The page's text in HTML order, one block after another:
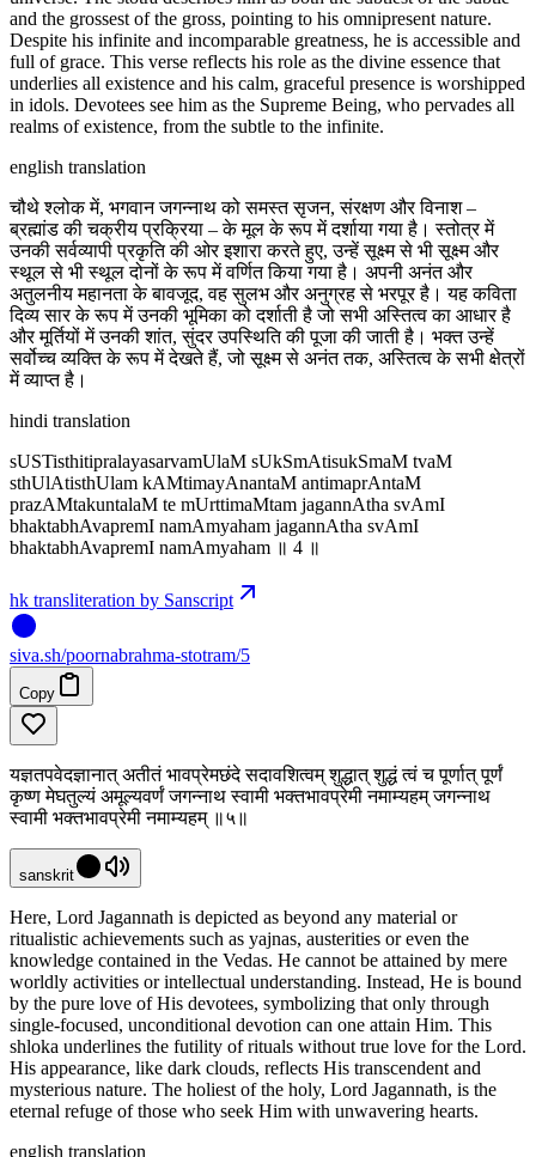
and the grossest of the gross, pointing to his omnipresent nature.
Despite his infinite and incomparable greatness, he is accessible and
full of grace. This verse reflects his role as the divine essence that
underlies all existence and his calm, graceful presence is worshipped
in idols. Devotees see him as the Supreme Being, who pervades all
realms of existence, from the subtle to the infinite.
english translation
चौथे श्लोक में, भगवान जगन्नाथ को समस्त सृजन, संरक्षण और विनाश –
ब्रह्मांड की चक्रीय प्रक्रिया – के मूल के रूप में दर्शाया गया है। स्तोत्र में
उनकी सर्वव्यापी प्रकृति की ओर इशारा करते हुए, उन्हें सूक्ष्म से भी सूक्ष्म और
स्थूल से भी स्थूल दोनों के रूप में वर्णित किया गया है। अपनी अनंत और
अतुलनीय महानता के बावजूद, वह सुलभ और अनुग्रह से भरपूर है। यह कविता
दिव्य सार के रूप में उनकी भूमिका को दर्शाती है जो सभी अस्तित्व का आधार है
और मूर्तियों में उनकी शांत, सुंदर उपस्थिति की पूजा की जाती है। भक्त उन्हें
सर्वोच्च व्यक्ति के रूप में देखते हैं, जो सूक्ष्म से अनंत तक, अस्तित्व के सभी क्षेत्रों
में व्याप्त है।
hindi translation
sUSTisthitipralayasarvamUlaM sUkSmAtisukSmaM tvaM
sthUlAtisthUlam kAMtimayAnantaM antimaprAntaM
prazAMtakuntalaM te mUrttimaMtam jagannAtha svAmI
bhaktabhAvapremI namAmyaham jagannAtha svAmI
bhaktabhAvapremI namAmyaham ॥ 4 ॥
hk transliteration by Sanscript
siva.sh/poornabrahma-stotram/5
Copy
यज्ञतपवेदज्ञानात् अतीतं भावप्रेमछंदे सदावशित्वम् शुद्धात् शुद्धं त्वं च पूर्णात् पूर्णं
कृष्ण मेघतुल्यं अमूल्यवर्णं जगन्नाथ स्वामी भक्तभावप्रेमी नमाम्यहम् जगन्नाथ
स्वामी भक्तभावप्रेमी नमाम्यहम् ॥५॥
sanskrit
Here, Lord Jagannath is depicted as beyond any material or
ritualistic achievements such as yajnas, austerities or even the
knowledge contained in the Vedas. He cannot be attained by mere
worldly activities or intellectual understanding. Instead, He is bound
by the pure love of His devotees, symbolizing that only through
single-focused, unconditional devotion can one attain Him. This
shloka underlines the futility of rituals without true love for the Lord.
His appearance, like dark clouds, reflects His transcendent and
mysterious nature. The holiest of the holy, Lord Jagannath, is the
eternal refuge of those who seek Him with unwavering hearts.
english translation